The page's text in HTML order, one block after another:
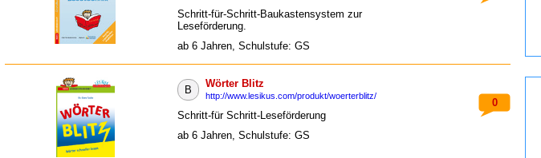
Schritt-für-Schritt-Baukastensystem zur
Leseförderung.
ab 6 Jahren, Schulstufe: GS
B
Wörter Blitz
http://www.lesikus.com/produkt/woerterblitz/
Schritt-für Schritt-Leseförderung
ab 6 Jahren, Schulstufe: GS
0